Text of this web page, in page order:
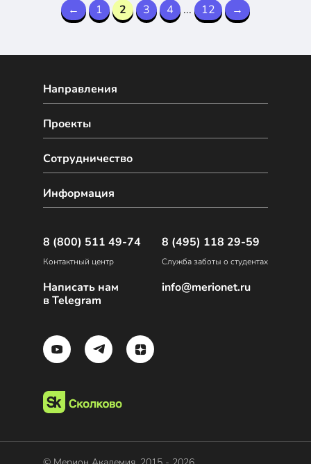
разработкой и развертыванием
программного обеспечения.
← 1 2 3 4 ... 12 →
Направления
Сотрудничество
Проекты
Информация
8 (800) 511 49-74
Контактный центр
Написать нам
в Telegram
8 (495) 118 29-59
Служба заботы о студентах
info@merionet.ru